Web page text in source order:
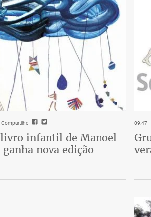
Compartilhe
infantil de Manoel
ganha nova edição
09:47